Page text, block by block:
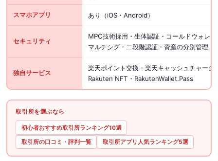
スマホアプリ あり（iOS・Android）
セキュリティ
MPC技術採用・生体認証・コールドウォレッ
マルチシグ・二段階認証・資産の分別管理
独自サービス
楽天ポイント交換・楽天キャッシュチャージ
Rakuten NFT・RakutenWallet.Pass
取引所を選ぶなら
初心者おすすめ取引所ランキング10選
取引所の口コミ・評判一覧 取引所アプリ人気ランキング5選